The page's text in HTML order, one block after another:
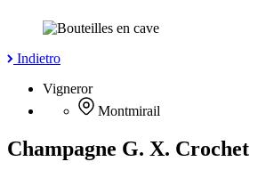
Indietro
Vigneror
Montmirail
Champagne G. X. Crochet